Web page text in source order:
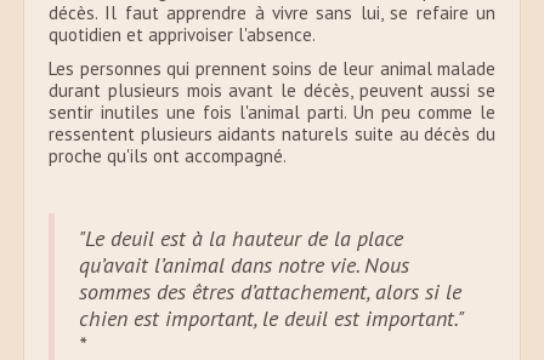
décès. Il faut apprendre à vivre sans lui, se refaire un
quotidien et apprivoiser l'absence.
Les personnes qui prennent soins de leur animal malade
durant plusieurs mois avant le décès, peuvent aussi se
sentir inutiles une fois l'animal parti. Un peu comme le
ressentent plusieurs aidants naturels suite au décès du
proche qu'ils ont accompagné.
"Le deuil est à la hauteur de la place
qu’avait l’animal dans notre vie. Nous
sommes des êtres d’attachement, alors si le
chien est important, le deuil est important."
*